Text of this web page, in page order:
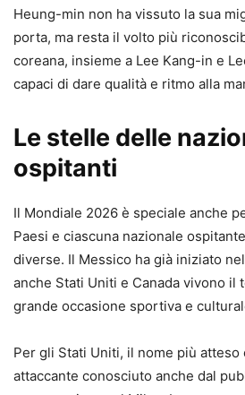
Heung-min non ha vissuto la sua
porta, ma resta il volto più
coreana, insieme a Lee Kang-in e
capaci di dare qualità e ritmo alla
Le stelle delle
ospitanti
Il Mondiale 2026 è speciale anche
Paesi e ciascuna nazionale
diverse. Il Messico ha già iniziato
anche Stati Uniti e Canada vivono il
grande occasione sportiva e
Per gli Stati Uniti, il nome più atteso
attaccante conosciuto anche dal